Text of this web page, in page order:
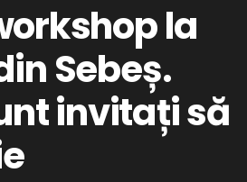
la
Sebeș.
invitați să